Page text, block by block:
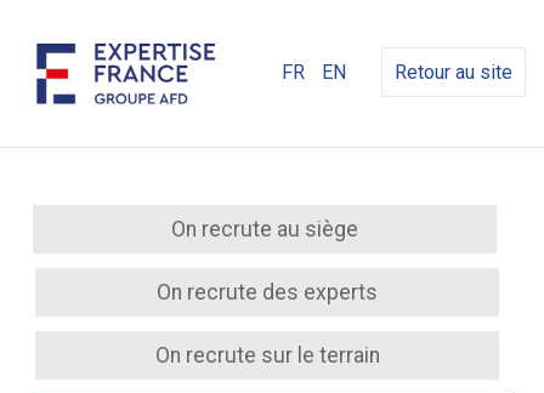
FR EN Retour au site
On recrute au siège
On recrute des experts
On recrute sur le terrain